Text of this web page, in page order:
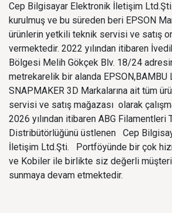
Cep Bilgisayar Elektronik İletişim
kurulmuş ve bu süreden beri EPSON
ürünlerin yetkili teknik servisi ve satış
vermektedir. 2022 yılından itibaren
Bölgesi Melih Gökçek Blv. 18/24
metrekarelik bir alanda EPSON,BAMBU
SNAPMAKER 3D Markalarına ait tüm
servisi ve satış mağazası olarak
2026 yılından itibaren ABG Filamentleri
Distribütörlüğünü üstlenen Cep
İletişim Ltd.Şti. Portföyünde bir çok
ve Kobiler ile birlikte siz değerli
sunmaya devam etmektedir.